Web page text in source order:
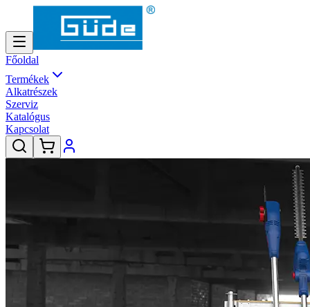
Főoldal
Termékek
Alkatrészek
Szerviz
Katalógus
Kapcsolat